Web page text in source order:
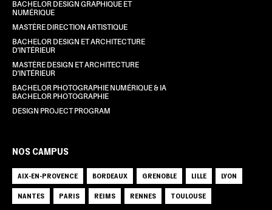
BACHELOR DESIGN GRAPHIQUE ET
NUMÉRIQUE
MASTÈRE DIRECTION ARTISTIQUE
BACHELOR DESIGN ET ARCHITECTURE
D'INTÉRIEUR
MASTÈRE DESIGN ET ARCHITECTURE
D'INTÉRIEUR
BACHELOR PHOTOGRAPHIE NUMÉRIQUE & IA
BACHELOR PHOTOGRAPHIE
DESIGN PROJECT PROGRAM
NOS CAMPUS
AIX-EN-PROVENCE BORDEAUX GRENOBLE LILLE
LYON
NANTES
PARIS REIMS RENNES TOULOUSE